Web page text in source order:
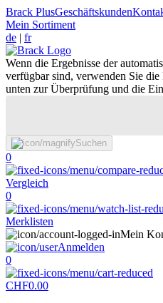
Brack PlusGeschäftskunden
Mein Sortiment
de | fr
Wenn die Ergebnisse der
verfügbar sind, verwenden Sie die
unten zur Überprüfung und die
Suchen
0
Vergleich
0
Merklisten
Mein
Anmelden
0
CHF0.00